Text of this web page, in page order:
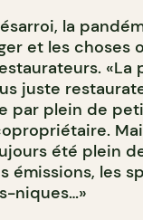
la
et les choses
«La
juste
par plein de
été plein
émissions, les
niques…»